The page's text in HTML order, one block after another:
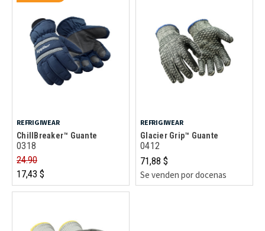
REFRIGIWEAR
ChillBreaker™ Guante
0318
24.90
17,43 $
REFRIGIWEAR
Glacier Grip™ Guante
0412
71,88 $
Se venden por docenas